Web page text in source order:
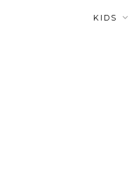
KIDS